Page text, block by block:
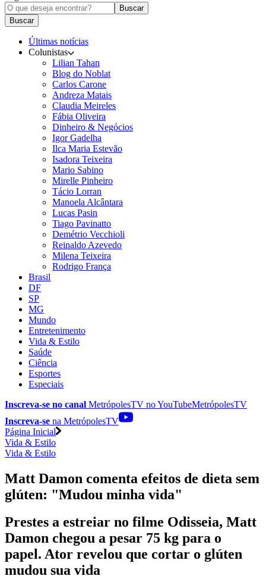
Buscar
Buscar
Últimas notícias
Colunistas
Lilian Tahan
Blog do Noblat
Carlos Carone
Andreza Matais
Claudia Meireles
Fábia Oliveira
Dinheiro & Negócios
Igor Gadelha
Ilca Maria Estevão
Isadora Teixeira
Mario Sabino
Mirelle Pinheiro
Tácio Lorran
Manoela Alcântara
Lucas Pasin
Tiago Pavinatto
Demétrio Vecchioli
Reinaldo Azevedo
Milena Teixeira
Rodrigo França
Brasil
DF
SP
MG
Mundo
Entretenimento
Vida & Estilo
Saúde
Ciência
Esportes
Especiais
Inscreva-se no canal MetrópolesTV noYouTubeMetrópolesTV
Inscreva-se na MetrópolesTV
Página Inicial
Vida & Estilo
Vida & Estilo
Matt Damon comenta efeitos de dieta sem
glúten: "Mudou minha vida"
Prestes a estreiar no filme Odisseia, Matt
Damon chegou a pesar 75 kg para o
papel. Ator revelou que cortar o glúten
mudou sua vida